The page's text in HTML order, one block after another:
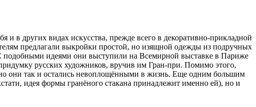
в других видах искусства, прежде всего в декоративно-прикладной
предлагали выкройки простой, но изящной одежды из подручных
подобными идеями они выступили на Всемирной выставке в Париже
русских художников, вручив им Гран-при. Помимо этого,
они так и остались невоплощёнными в жизнь. Еще одним большим
идея формы гранёного стакана принадлежит именно ей), но и